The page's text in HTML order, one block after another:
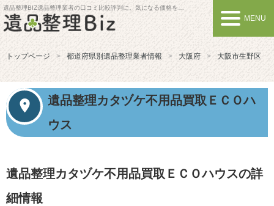
遺品整理BIZ遺品整理業者の口コミ比較評判に。気になる価格を比較しよう
MENU
トップページ 都道府県別遺品整理業者情報 大阪府 大阪市生野区
遺品整理カタヅケ不用品買取ＥＣＯハ
ウス
遺品整理カタヅケ不用品買取ＥＣＯハウスの詳
細情報